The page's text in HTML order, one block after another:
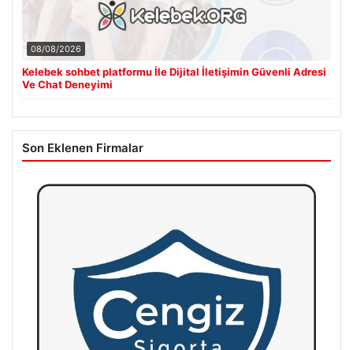
08/08/2026
Kelebek sohbet platformu İle Dijital İletişimin Güvenli Adresi
Ve Chat Deneyimi
Son Eklenen Firmalar